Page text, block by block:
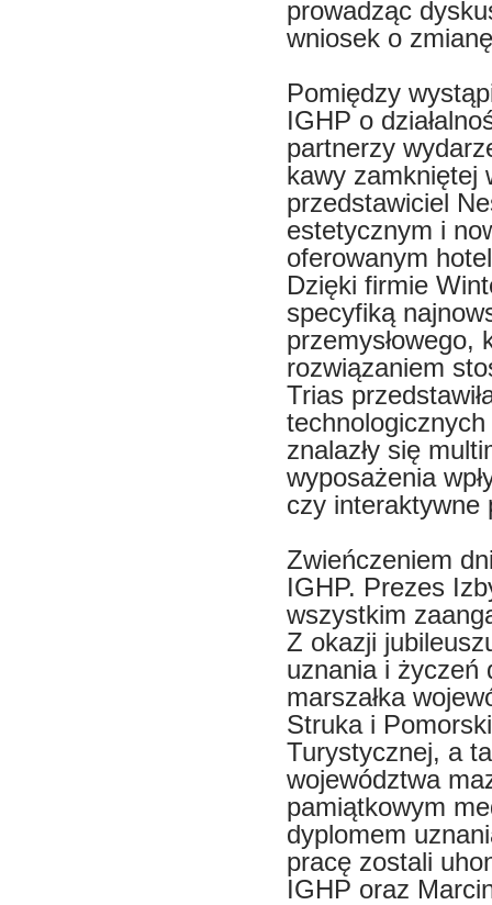
prowadząc
wniosek o
Pomiędzy
IGHP o
partnerzy
kawy zamkniętej
przedstawiciel
estetycznym i
oferowanym
Dzięki firmie
specyfiką
przemysłowego,
rozwiązaniem
Trias
znalazły się
wyposażenia
czy
Zwieńczeniem
IGHP. Prezes
wszystkim
Z okazji
uznania i życzeń
marszałka
Struka i
Turystycznej, a
województwa
pamiątkowym
dyplomem
pracę zostali
IGHP oraz